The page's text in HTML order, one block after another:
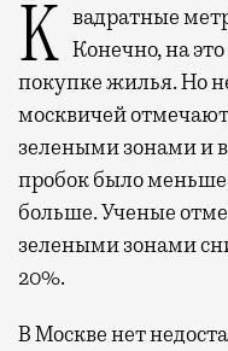
Квадратные метры, планировки, вид из окон. Конечно, на
покупке жилья. Но
москвичей
зелеными зонами и
пробок было
больше. Ученые
зелеными зонами
20%.
В Москве нет